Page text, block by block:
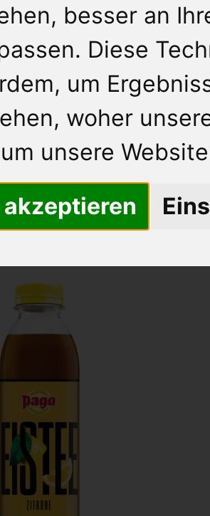
besser an
Diese
um
woher
unsere